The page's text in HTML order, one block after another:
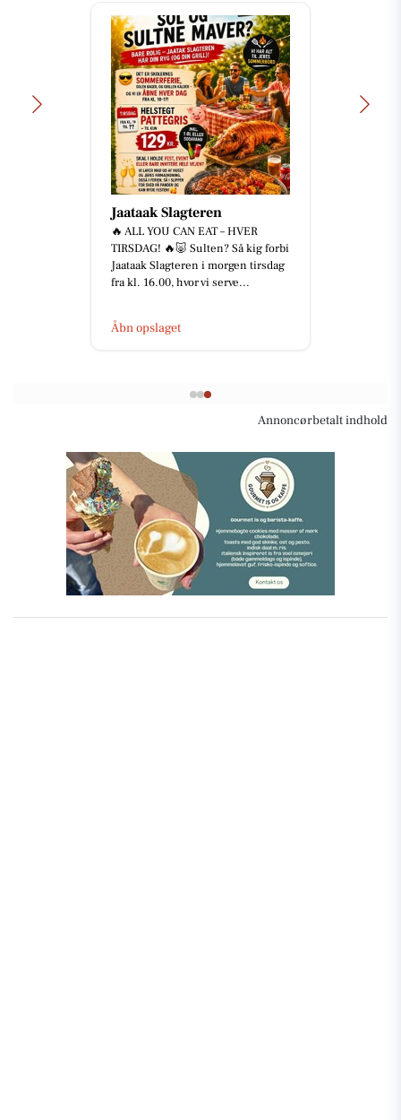
Jaataak Slagteren
🔥 ALL YOU CAN EAT – HVER
TIRSDAG! 🔥🐷 Sulten? Så kig forbi
Jaataak Slagteren i morgen tirsdag
fra kl. 16.00, hvor vi serve...
Åbn opslaget
Annoncørbetalt indhold